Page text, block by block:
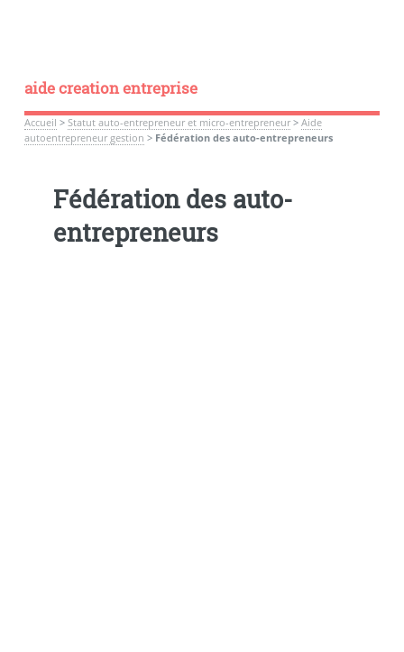
aide creation entreprise
Accueil > Statut auto-entrepreneur et micro-entrepreneur> Aide
autoentrepreneur gestion > Fédération des auto-entrepreneurs
Fédération des auto-
entrepreneurs